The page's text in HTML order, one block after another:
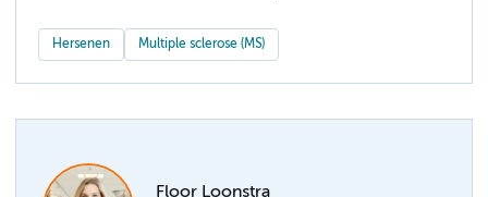
Hersenen Multiple sclerose (MS)
Floor Loonstra